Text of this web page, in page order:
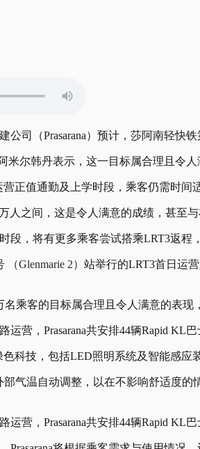
公司（Prasarana）预计，莎阿南轻快
米尔韩丹表示，这一目标属合理且令
正值通勤及上学时段，乘客仍需时间
人之间，这是令人满意的成绩，甚至
段，将有更多乘客尝试搭乘LRT3返程
Glenmarie 2） 站举行的LRT3首日运
名乘客的目标属合理且令人满意的表
运营，Prasarana共安排44辆Rapid KL
科技，包括LED照明系统及智能感应
气温自动调整，以在不影响舒适度的
运营，Prasarana共安排44辆Rapid KL